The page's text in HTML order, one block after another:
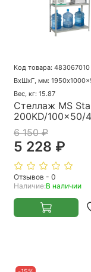
Код товара: 483067010
ВхШхГ, мм:
Вес, кг: 15.87
Стеллаж MS
200KD/100x50/4
6 150 ₽
5 228 ₽
Отзывов - 0
Наличие:В наличии